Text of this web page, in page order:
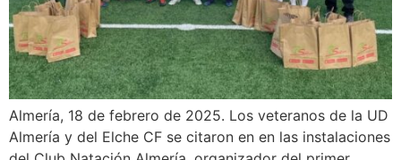
Almería, 18 de febrero de 2025. Los veteranos de la UD
Almería y del Elche CF se citaron en en las instalaciones